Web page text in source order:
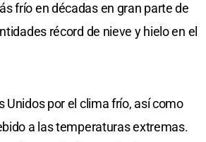
frío en décadas en gran parte de
récord de nieve y hielo en el
Unidos por el clima frío, así como
a las temperaturas extremas.